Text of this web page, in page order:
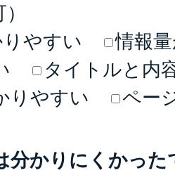
やすい
情報
タイトルと内
りやすい
ペー
分かりにくかっ